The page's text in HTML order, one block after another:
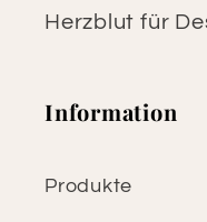
Herzblut für
Information
Produkte